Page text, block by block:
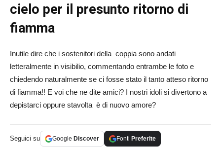
cielo per il presunto ritorno di
fiamma
Inutile dire che i sostenitori della coppia sono andati
letteralmente in visibilio, commentando entrambe le foto e
chiedendo naturalmente se ci fosse stato il tanto atteso ritorno
di fiamma!! E voi che ne dite amici? I nostri idoli si divertono a
depistarci oppure stavolta è di nuovo amore?
Seguici su Google Discover Fonti Preferite